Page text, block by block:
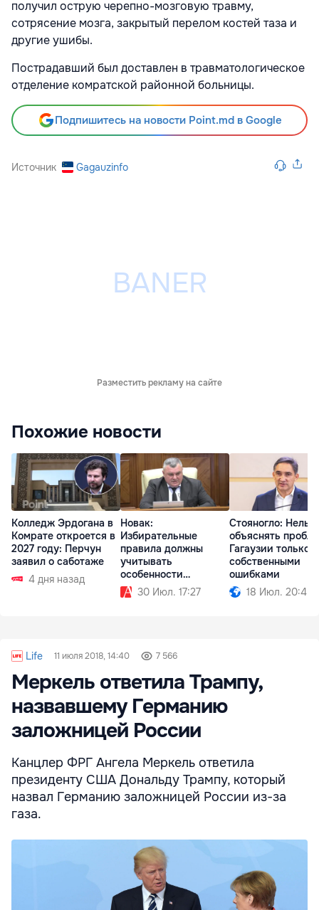
получил острую черепно-мозговую травму,
сотрясение мозга, закрытый перелом костей таза и
другие ушибы.
Пострадавший был доставлен в травматологическое
отделение комратской районной больницы.
Подпишитесь на новости Point.md в Google
Источник Gagauzinfo
Разместить рекламу на сайте
Похожие новости
Колледж Эрдогана в
Комрате откроется в
2027 году: Перчун
заявил о саботаже
4 дня назад
Новак:
Избирательные
правила должны
учитывать
особенности
Гагаузии
30 Июл. 17:27
Стояногло:
объяснять
Гагаузии только
собственными
ошибками
18 Июл. 20:45
Life 11 июля 2018, 14:40 7 566
Меркель ответила Трампу,
назвавшему Германию
заложницей России
Канцлер ФРГ Ангела Меркель ответила
президенту США Дональду Трампу, который
назвал Германию заложницей России из-за
газа.